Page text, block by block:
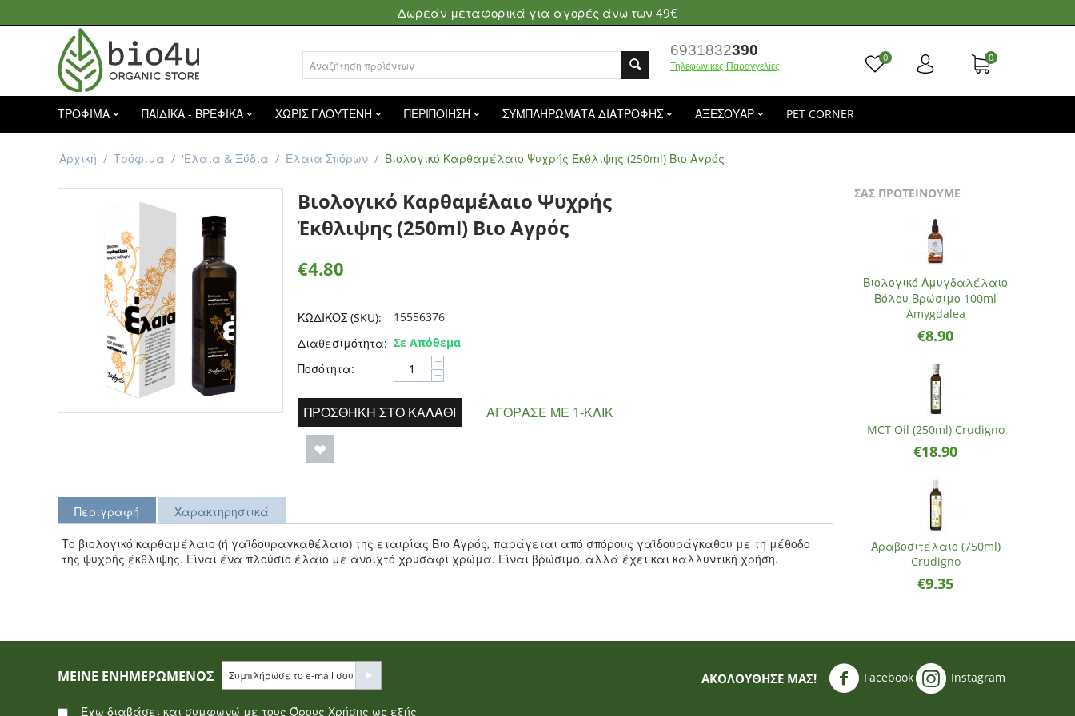
Δωρεάν μεταφορικά για αγορές άνω των 49€
6931832390
Τηλεφωνικές Παραγγελίες
0 0
ΤΡΟΦΙΜΑ ΠΑΙΔΙΚΑ - ΒΡΕΦΙΚΑ ΧΩΡΙΣ ΓΛΟΥΤΕΝΗ ΠΕΡΙΠΟΙΗΣΗ ΣΥΜΠΛΗΡΩΜΑΤΑ ΔΙΑΤΡΟΦΗΣ ΑΞΕΣΟΥΑΡ PET CORNER
Αρχική / Τρόφιμα / 'Ελαια & Ξύδια / Έλαια Σπόρων / Βιολογικό Καρθαμέλαιο Ψυχρής Έκθλιψης (250ml) Βιο Αγρός
Βιολογικό Καρθαμέλαιο Ψυχρής
Έκθλιψης (250ml) Βιο Αγρός
€4.80
ΚΩΔΙΚΟΣ (SKU):
15556376
Διαθεσιμότητα: Σε Απόθεμα
Ποσότητα:
+
−
ΠΡΟΣΘΉΚΗ ΣΤΟ ΚΑΛΆΘΙ ΑΓΌΡΑΣΕ ΜΕ 1-ΚΛΙΚ
Περιγραφή Χαρακτηρηστικά
Το βιολογικό καρθαμέλαιο (ή γαϊδουραγκαθέλαιο) της εταιρίας Βιο Αγρός, παράγεται από σπόρους γαϊδουράγκαθου με τη μέθοδο
της ψυχρής έκθλιψης. Είναι ένα πλούσιο έλαιο με ανοιχτό χρυσαφί χρώμα. Είναι βρώσιμο, αλλά έχει και καλλυντική χρήση.
ΣΑΣ ΠΡΟΤΕΙΝΟΥΜΕ
Βιολογικό Αμυγδαλέλαιο
Βόλου Βρώσιμο 100ml
Amygdalea
€8.90
MCT Oil (250ml) Crudigno
€18.90
Αραβοσιτέλαιο (750ml)
Crudigno
€9.35
ΜΕΊΝΕ ΕΝΗΜΕΡΩΜΈΝΟΣ
Έχω διαβάσει και συμφωνώ με τους Όρους Χρήσης ως εξής
ΑΚΟΛΟΥΘΗΣΈ ΜΑΣ! Facebook Instagram